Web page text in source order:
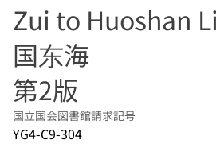
Zui to Huoshan
国东海
第2版
国立国会図書館請求記号
YG4-C9-304